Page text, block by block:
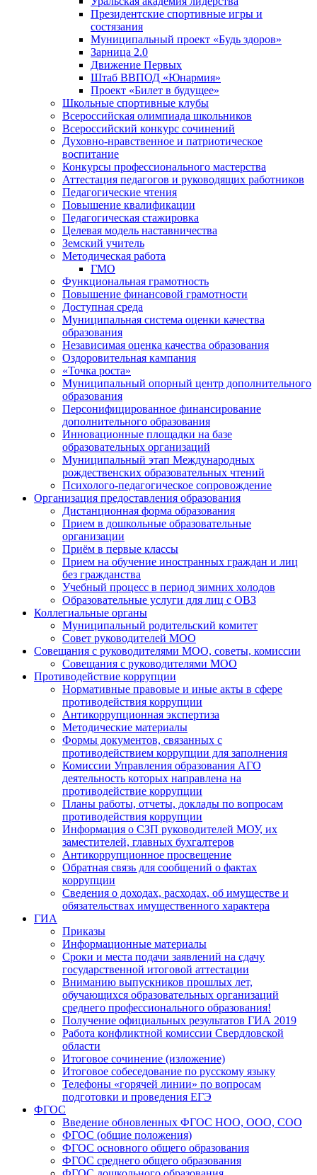
Президентские спортивные игры и
состязания
Муниципальный проект «Будь здоров»
Зарница 2.0
Движение Первых
Штаб ВВПОД «Юнармия»
Проект «Билет в будущее»
Школьные спортивные клубы
Всероссийская олимпиада школьников
Всероссийский конкурс сочинений
Духовно-нравственное и патриотическое
воспитание
Конкурсы профессионального мастерства
Аттестация педагогов и руководящих работников
Педагогические чтения
Повышение квалификации
Педагогическая стажировка
Целевая модель наставничества
Земский учитель
Методическая работа
ГМО
Функциональная грамотность
Повышение финансовой грамотности
Доступная среда
Муниципальная система оценки качества
образования
Независимая оценка качества образования
Оздоровительная кампания
«Точка роста»
Муниципальный опорный центр дополнительного
образования
Персонифицированное финансирование
дополнительного образования
Инновационные площадки на базе
образовательных организаций
Муниципальный этап Международных
рождественских образовательных чтений
Психолого-педагогическое сопровождение
Организация предоставления образования
Дистанционная форма образования
Прием в дошкольные образовательные
организации
Приём в первые классы
Прием на обучение иностранных граждан и лиц
без гражданства
Учебный процесс в период зимних холодов
Образовательные услуги для лиц с ОВЗ
Коллегиальные органы
Муниципальный родительский комитет
Совет руководителей МОО
Совещания с руководителями МОО, советы, комиссии
Совещания с руководителями МОО
Противодействие коррупции
Нормативные правовые и иные акты в сфере
противодействия коррупции
Антикоррупционная экспертиза
Методические материалы
Формы документов, связанных с
противодействием коррупции для заполнения
Комиссии Управления образования АГО
деятельность которых направлена на
противодействие коррупции
Планы работы, отчеты, доклады по вопросам
противодействия коррупции
Информация о СЗП руководителей МОУ, их
заместителей, главных бухгалтеров
Антикоррупционное просвещение
Обратная связь для сообщений о фактах
коррупции
Сведения о доходах, расходах, об имуществе и
обязательствах имущественного характера
ГИА
Приказы
Информационные материалы
Сроки и места подачи заявлений на сдачу
государственной итоговой аттестации
Вниманию выпускников прошлых лет,
обучающихся образовательных организаций
среднего профессионального образования!
Получение официальных результатов ГИА 2019
Работа конфликтной комиссии Свердловской
области
Итоговое сочинение (изложение)
Итоговое собеседование по русскому языку
Телефоны «горячей линии» по вопросам
подготовки и проведения ЕГЭ
ФГОС
Введение обновленных ФГОС НОО, ООО, СОО
ФГОС (общие положения)
ФГОС основного общего образования
ФГОС среднего общего образования